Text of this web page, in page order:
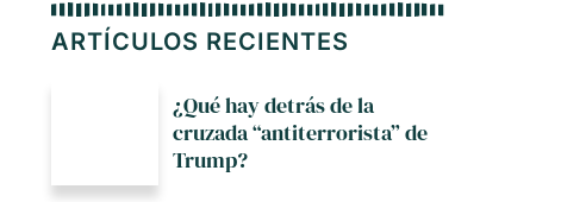
ARTÍCULOS RECIENTES
¿Qué hay detrás de la
cruzada “antiterrorista” de
Trump?